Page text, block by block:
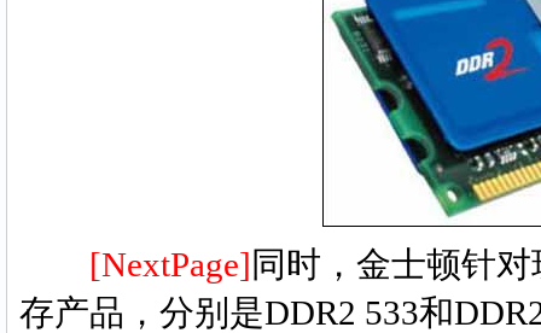
[NextPage]同时，金士顿针
存产品，分别是DDR2 533和